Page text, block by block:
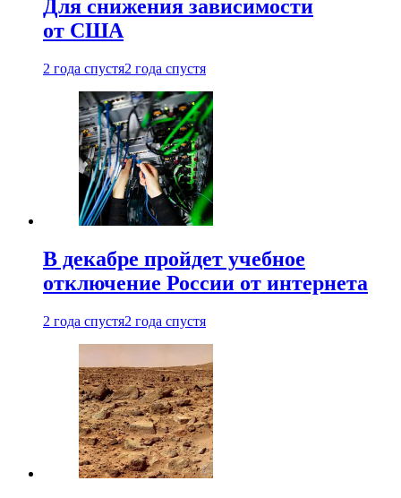
Для снижения зависимости
от США
2 года спустя2 года спустя
В декабре пройдет учебное
отключение России от интернета
2 года спустя2 года спустя